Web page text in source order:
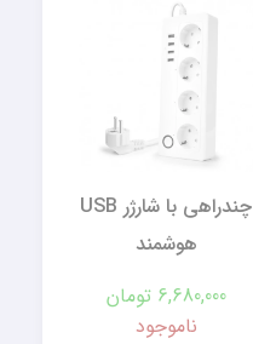
چندراهی با شارژر USB
هوشمند
6,680,000 تومان
ناموجود